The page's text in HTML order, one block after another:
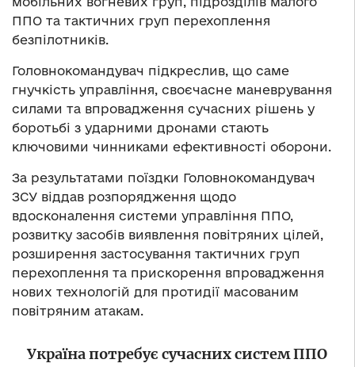
ППО та тактичних груп перехоплення
безпілотників.
Головнокомандувач підкреслив, що саме
гнучкість управління, своєчасне маневрування
силами та впровадження сучасних рішень у
боротьбі з ударними дронами стають
ключовими чинниками ефективності оборони.
За результатами поїздки Головнокомандувач
ЗСУ віддав розпорядження щодо
вдосконалення системи управління ППО,
розвитку засобів виявлення повітряних цілей,
розширення застосування тактичних груп
перехоплення та прискорення впровадження
нових технологій для протидії масованим
повітряним атакам.
Україна потребує сучасних систем ППО